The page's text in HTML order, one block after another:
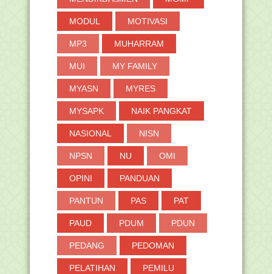
MODUL MOTIVASI
MP3 MUHARRAM
MUI MY FAMILY
MYASN MYRES
MYSAPK NAIK PANGKAT
NASIONAL NISN
NPSN NU OMI
OPINI PANDUAN
PANTUN PAS PAT
PAUD PDUM PDUN
PEDANG PEDOMAN
PELATIHAN PEMILU